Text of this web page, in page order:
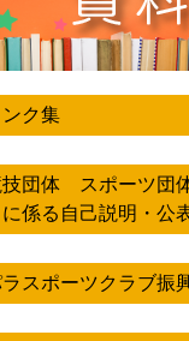
ク集
団体 スポーツ団
係る自己説明・公
スポーツクラブ振